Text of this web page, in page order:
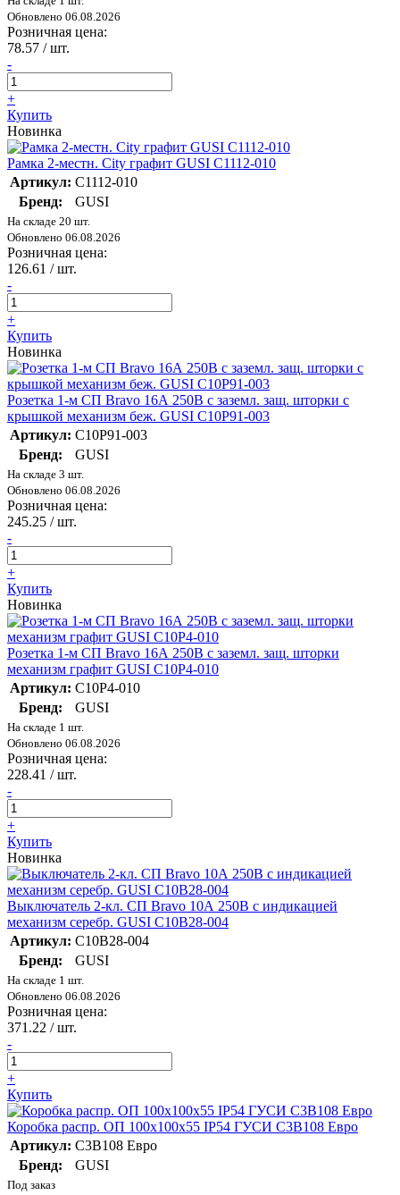
Обновлено 06.08.2026
Розничная цена:
78.57 / шт.
-
+
Купить
Новинка
Рамка 2-местн. City графит GUSI С1112-010
Артикул: С1112-010
Бренд:
GUSI
На складе 20 шт.
Обновлено 06.08.2026
Розничная цена:
126.61 / шт.
-
+
Купить
Новинка
Розетка 1-м СП Bravo 16А 250В с заземл. защ. шторки с
крышкой механизм беж. GUSI С10Р91-003
Артикул: С10Р91-003
Бренд:
GUSI
На складе 3 шт.
Обновлено 06.08.2026
Розничная цена:
245.25 / шт.
-
+
Купить
Новинка
Розетка 1-м СП Bravo 16А 250В с заземл. защ. шторки
механизм графит GUSI С10Р4-010
Артикул: С10Р4-010
Бренд:
GUSI
На складе 1 шт.
Обновлено 06.08.2026
Розничная цена:
228.41 / шт.
-
+
Купить
Новинка
Выключатель 2-кл. СП Bravo 10А 250В с индикацией
механизм серебр. GUSI С10В28-004
Артикул: С10В28-004
Бренд:
GUSI
На складе 1 шт.
Обновлено 06.08.2026
Розничная цена:
371.22 / шт.
-
+
Купить
Коробка распр. ОП 100х100х55 IP54 ГУСИ С3В108 Евро
Артикул: С3В108 Евро
Бренд:
GUSI
Под заказ